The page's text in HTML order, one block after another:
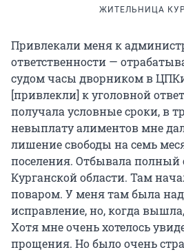
ЖИТЕЛЬНИЦА
Привлекали меня к
ответственности —
судом часы дворником в
[привлекли] к уголовной
получала условные сроки, в
невыплату алиментов мне
лишение свободы на семь
поселения. Отбывала полный
Курганской области. Там
поваром. У меня там была
исправление, но, когда вышла,
Хотя мне очень хотелось
прощения. Но было очень